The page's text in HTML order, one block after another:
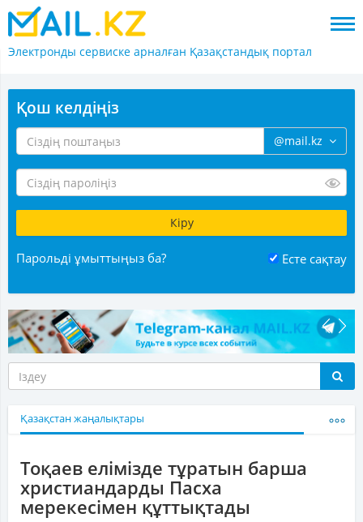
Электронды сервиске арналған Қазақстандық портал
Қош келдіңіз
@mail.kz
Парольді ұмыттыңыз ба? Есте сақтау
Қазақстан жаңалықтары
Тоқаев елімізде тұратын барша
христиандарды Пасха
мерекесімен құттықтады